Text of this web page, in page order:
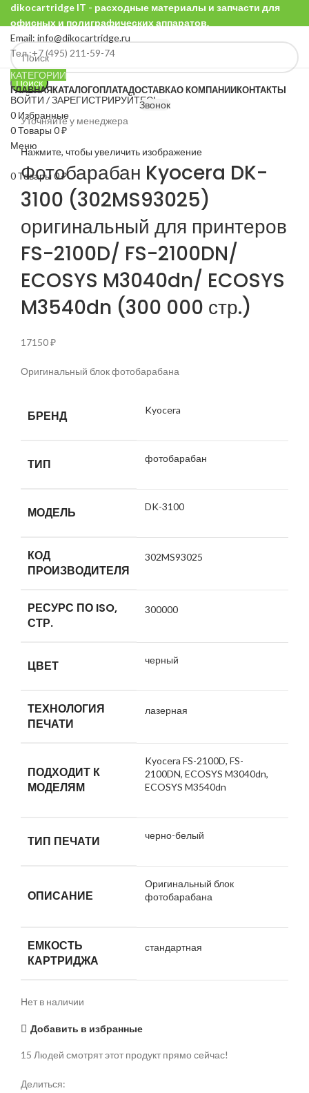
dikocartridge IT - расходные материалы и запчасти для
офисных и полиграфических аппаратов.
Email: info@dikocartridge.ru
Тел.:+7 (495) 211-59-74
Поиск
ВОЙТИ / ЗАРЕГИСТРИРУЙТЕСЬ
0 Избранные
0Товары 0₽
Меню
0Товары 0₽
КАТЕГОРИИ
ГЛАВНАЯКАТАЛОГОПЛАТАДОСТАВКАО КОМПАНИИКОНТАКТЫ
Звонок
Уточняйте у менеджера
Нажмите, чтобы увеличить изображение
Фотобарабан Kyocera DK-
3100 (302MS93025)
оригинальный для принтеров
FS-2100D/ FS-2100DN/
ECOSYS M3040dn/ ECOSYS
M3540dn (300 000 стр.)
17150₽
Оригинальный блок фотобарабана
БРЕНД Kyocera
ТИП фотобарабан
МОДЕЛЬ DK-3100
КОД
ПРОИЗВОДИТЕЛЯ
302MS93025
РЕСУРС ПО ISO,
СТР.
300000
ЦВЕТ черный
ТЕХНОЛОГИЯ
ПЕЧАТИ
лазерная
ПОДХОДИТ К
МОДЕЛЯМ
Kyocera FS-2100D, FS-
2100DN, ECOSYS M3040dn,
ECOSYS M3540dn
ТИП ПЕЧАТИ черно-белый
ОПИСАНИЕ
Оригинальный блок
фотобарабана
ЕМКОСТЬ
КАРТРИДЖА
стандартная
Нет в наличии
Добавить в избранные
15 Людей смотрят этот продукт прямо сейчас!
Делиться: